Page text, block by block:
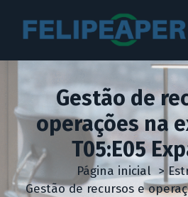
a
Gestão de
operações na
T05:E05
Página inicial >
Gestão de recursos e